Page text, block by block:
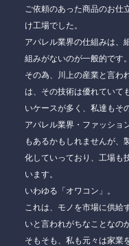
ご依頼のあった商品のお仕
け工場でした。
アパレル業界の仕組みは、
組みがないのが一般的です。
その為、川上の産業と言わ
は、その技術は優れていて
いケースが多く、私達もそ
アパレル業界・ファッショ
もあるかもしれませんが、
化していっており、工場も
います。
いわゆる 「オワコン」 。
これは、モノを市場に供給
いと言われがちなことなの
そもそも、私も元々は家業